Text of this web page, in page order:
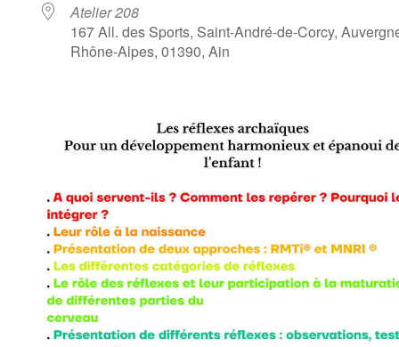
Atelier 208
167 All. des Sports, Saint-André-de-Corcy,
Rhône-Alpes, 01390, Ain